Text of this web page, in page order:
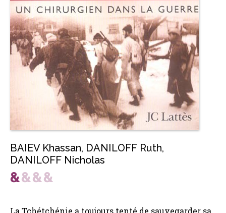
BAIEV Khassan, DANILOFF Ruth,
DANILOFF Nicholas
La Tchétchénie a toujours tenté de sauvegarder sa